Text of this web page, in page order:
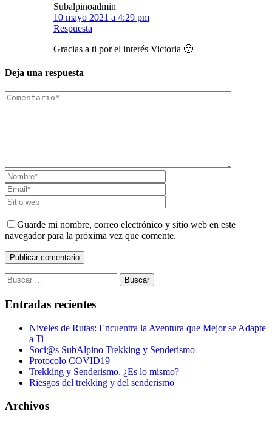
Subalpinoadmin
10 mayo 2021 a 4:29 pm
Respuesta
Gracias a ti por el interés Victoria 🙂
Deja una respuesta
Guarde mi nombre, correo electrónico y sitio web en este
navegador para la próxima vez que comente.
Buscar:
Entradas recientes
Niveles de Rutas: Encuentra la Aventura que Mejor se Adapte
a Ti
Soci@s SubAlpino Trekking y Senderismo
Protocolo COVID19
Trekking y Senderismo. ¿Es lo mismo?
Riesgos del trekking y del senderismo
Archivos